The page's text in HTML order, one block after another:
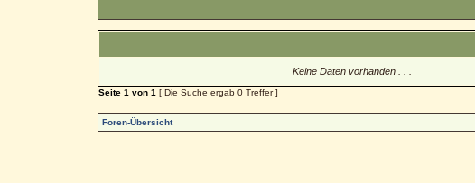
Keine Daten vorhanden . . .
Seite 1 von 1 [ Die Suche ergab 0 Treffer ]
Foren-Übersicht